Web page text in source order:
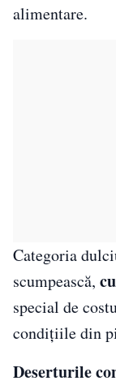
alimentare.
Categoria
scumpească,
special de
condițiile din
Deserturile